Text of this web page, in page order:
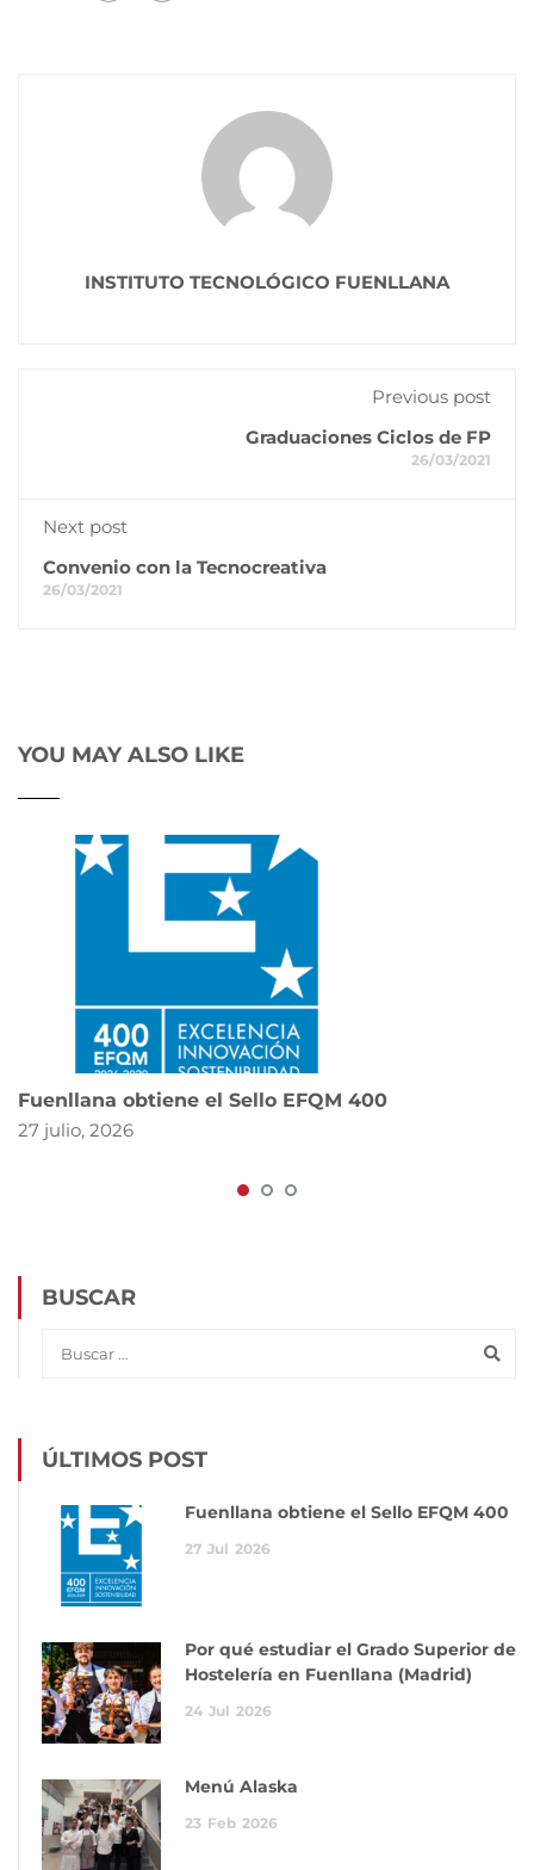
INSTITUTO TECNOLÓGICO FUENLLANA
Previous post
Graduaciones Ciclos de FP
26/03/2021
Next post
Convenio con la Tecnocreativa
26/03/2021
YOU MAY ALSO LIKE
Fuenllana obtiene el Sello EFQM 400
27 julio, 2026
BUSCAR
ÚLTIMOS POST
Fuenllana obtiene el Sello EFQM 400
27 Jul 2026
Por qué estudiar el Grado Superior de
Hostelería en Fuenllana (Madrid)
24 Jul 2026
Menú Alaska
23 Feb 2026